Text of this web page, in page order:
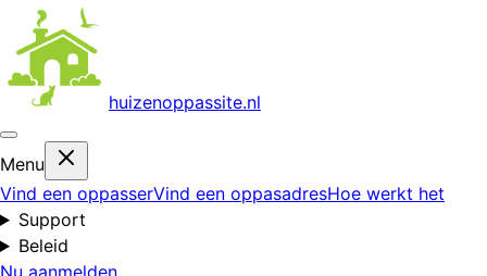
huizenoppassite.nl
Menu
Vind een oppasserVind een oppasadresHoe werkt het
Support
Beleid
Nu aanmelden